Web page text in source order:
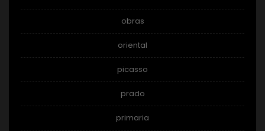
obras
oriental
picasso
prado
primaria